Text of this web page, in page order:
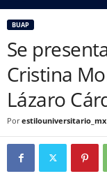
BUAP
Se
Cristina
Lázaro
Por estilouniversitario_mx